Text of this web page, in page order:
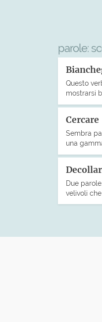
parole:
Questo
mostrarsi
Cercare
Sembra
una
Due
velivoli